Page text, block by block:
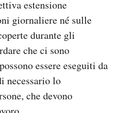
estensione
giornaliere né sulle
durante gli
che ci sono
essere eseguiti da
necessario lo
che devono